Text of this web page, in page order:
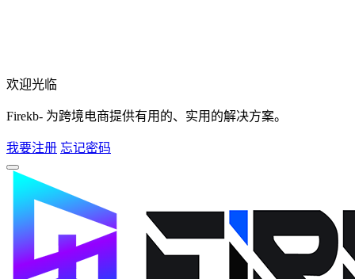
欢迎光临
Firekb- 为跨境电商提供有用的、实用的解决方案。
我要注册 忘记密码